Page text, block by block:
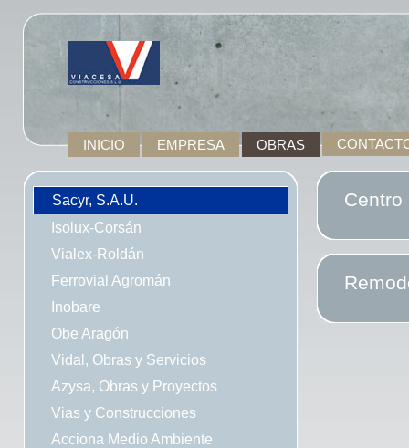
INICIO EMPRESA OBRAS
Sacyr, S.A.U.
Isolux-Corsán
Vialex-Roldán
Ferrovial Agromán
Inobare
Obe Aragón
Vidal, Obras y Servicios
Azysa, Obras y Proyectos
Vias y Construcciones
Acciona Medio Ambiente
Centro